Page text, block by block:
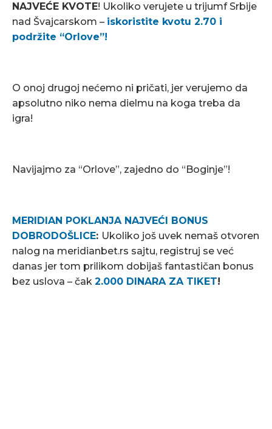
NAJVEĆE KVOTE! Ukoliko verujete u trijumf Srbije
nad Švajcarskom – iskoristite kvotu 2.70 i
podržite “Orlove”!
O onoj drugoj nećemo ni pričati, jer verujemo da
apsolutno niko nema dielmu na koga treba da
igra!
Navijajmo za “Orlove”, zajedno do “Boginje”!
MERIDIAN POKLANJA NAJVEĆI BONUS
DOBRODOŠLICE: Ukoliko još uvek nemaš otvoren
nalog na meridianbet.rs sajtu, registruj se već
danas jer tom prilikom dobijaš fantastičan bonus
bez uslova – čak 2.000 DINARA ZA TIKET!